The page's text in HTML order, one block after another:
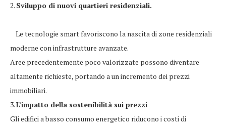
2. Sviluppo di nuovi quartieri residenziali.
Le tecnologie smart favoriscono la nascita di zone residenziali
moderne con infrastrutture avanzate.
Aree precedentemente poco valorizzate possono diventare
altamente richieste, portando a un incremento dei prezzi
immobiliari.
3.L’impatto della sostenibilità sui prezzi
Gli edifici a basso consumo energetico riducono i costi di